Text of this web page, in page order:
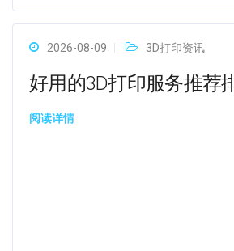
2026-08-09 3D打印资讯
好用的3D打印服务推荐
阅读详情